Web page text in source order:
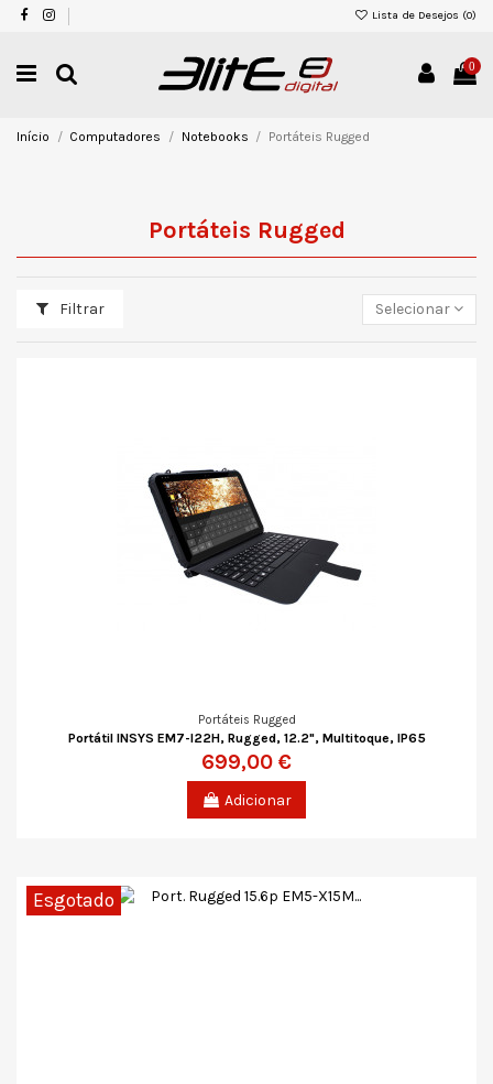
Lista de Desejos (0)
0
Início Computadores Notebooks Portáteis Rugged
Portáteis Rugged
Filtrar Selecionar
Portáteis Rugged
Portátil INSYS EM7-I22H, Rugged, 12.2", Multitoque, IP65
699,00 €
Adicionar
Esgotado